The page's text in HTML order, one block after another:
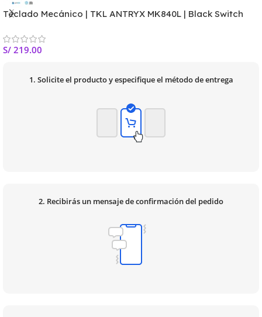
Teclado Mecánico | TKL ANTRYX MK840L | Black Switch
S/ 219.00
1. Solicite el producto y especifique el método de entrega
2. Recibirás un mensaje de confirmación del pedido